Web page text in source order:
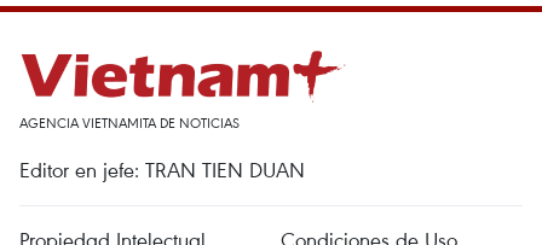
AGENCIA VIETNAMITA DE NOTICIAS
Editor en jefe: TRAN TIEN DUAN